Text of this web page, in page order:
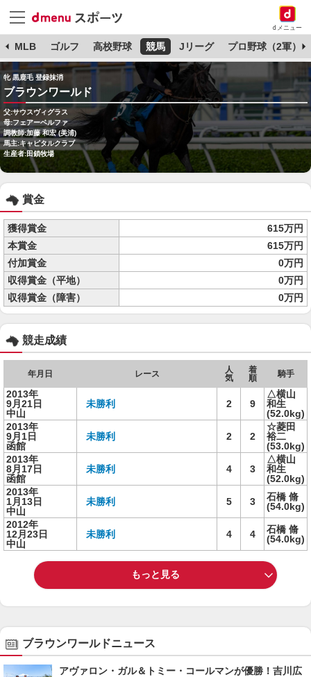
dメニュー
MLB ゴルフ 高校野球 競馬 Jリーグ プロ野球（2軍）
牝 黒鹿毛 登録抹消
ブラウンワールド
父:サウスヴィグラス
母:フェアーベルファ
調教師:加藤 和宏 (美浦)
馬主:キャピタルクラブ
生産者:田鎖牧場
賞金
獲得賞金
615万円
本賞金
615万円
付加賞金
0万円
収得賞金（平地）
0万円
収得賞金（障害）
0万円
競走成績
年月日 レース
人
気
着
順
騎手
2013年
9月21日
中山
未勝利 2 9
△横山
和生
(52.0kg)
2013年
9月1日
函館
未勝利 2 2
☆菱田
裕二
(53.0kg)
2013年
8月17日
函館
未勝利 4 3
△横山
和生
(52.0kg)
2013年
1月13日
中山
未勝利 5 3
石橋 脩
(54.0kg)
2012年
12月23日
中山
未勝利 4 4
石橋 脩
(54.0kg)
もっと見る
ブラウンワールドニュース
アヴァロン・ガル＆トミー・コールマンが優勝！吉川広